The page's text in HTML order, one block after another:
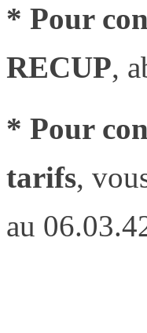
* Pour
RECUP,
* Pour
tarifs,
au